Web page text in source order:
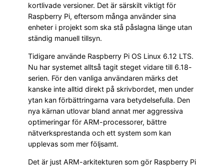
kortlivade versioner. Det är särskilt viktigt för
Raspberry Pi, eftersom många använder sina
enheter i projekt som ska stå påslagna länge utan
ständig manuell tillsyn.
Tidigare använde Raspberry Pi OS Linux 6.12 LTS.
Nu har systemet alltså tagit steget vidare till 6.18-
serien. För den vanliga användaren märks det
kanske inte alltid direkt på skrivbordet, men under
ytan kan förbättringarna vara betydelsefulla. Den
nya kärnan utlovar bland annat mer aggressiva
optimeringar för ARM-processorer, bättre
nätverksprestanda och ett system som kan
upplevas som mer följsamt.
Det är just ARM-arkitekturen som gör Raspberry Pi